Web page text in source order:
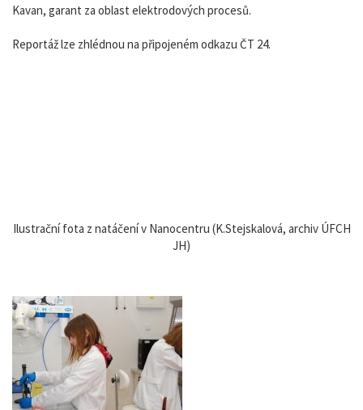
Kavan, garant za oblast elektrodových procesů.
Reportáž lze zhlédnou na připojeném odkazu ČT 24.
Ilustrační fota z natáčení v Nanocentru (K.Stejskalová, archiv ÚFCH
JH)